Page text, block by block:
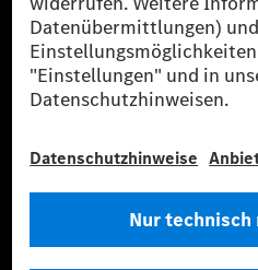
Mehr erfahren
Technische Support-Hotline